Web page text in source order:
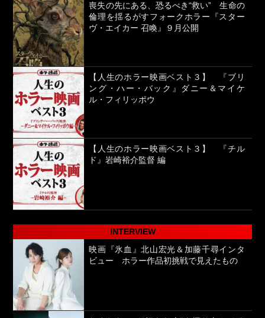
喪失の先にある、恐るべき“救い” 生命の
倫理を揺るがすフォークホラー『スター
ヴ・エイカー 召喚』９月公開
【人生のホラー映画ベスト３】 『ブリ
ング・ハー・バック』ダニー＆マイケ
ル・フィリッポウ
【人生のホラー映画ベスト３】 『チル
ド』岩崎裕介監督 編
INTERVIEW
映画『氷血』北山宏光＆加藤千尋インタ
ビュー ホラー作品初挑戦で見えたもの